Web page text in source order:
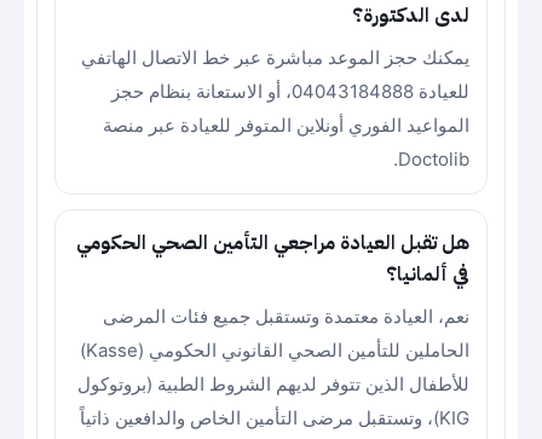
لدى الدكتورة؟
يمكنك حجز الموعد مباشرة عبر خط الاتصال الهاتفي
للعيادة 04043184888، أو الاستعانة بنظام حجز
المواعيد الفوري أونلاين المتوفر للعيادة عبر منصة
Doctolib.
هل تقبل العيادة مراجعي التأمين الصحي الحكومي
في ألمانيا؟
نعم، العيادة معتمدة وتستقبل جميع فئات المرضى
الحاملين للتأمين الصحي القانوني الحكومي (Kasse)
للأطفال الذين تتوفر لديهم الشروط الطبية (بروتوكول
KIG)، وتستقبل مرضى التأمين الخاص والدافعين ذاتياً